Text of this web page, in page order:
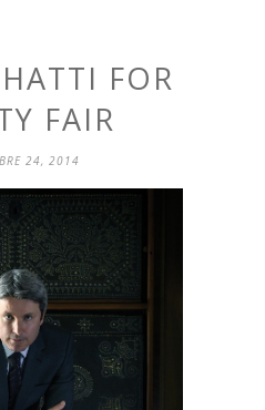
FOR
FAIR
24, 2014